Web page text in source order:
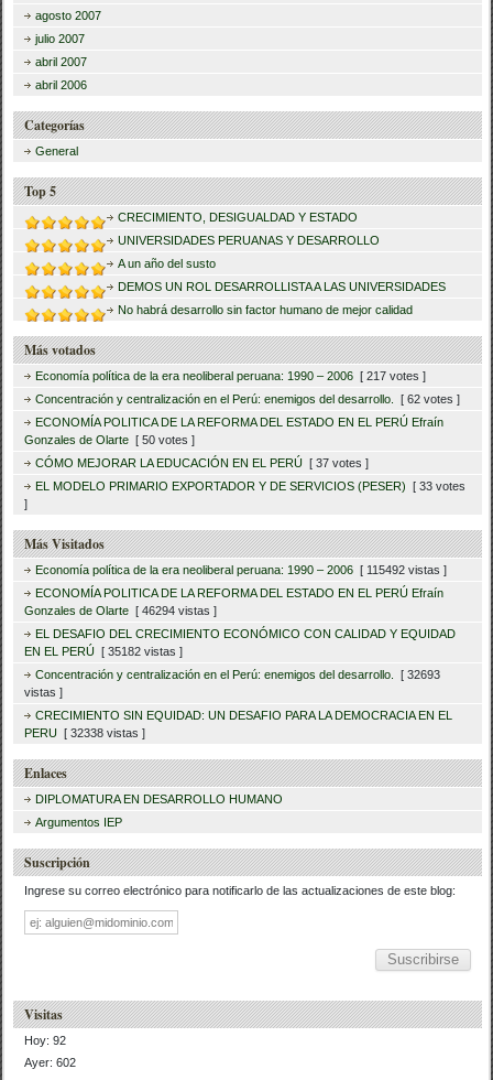
agosto 2007
julio 2007
abril 2007
abril 2006
Categorías
General
Top 5
CRECIMIENTO, DESIGUALDAD Y ESTADO
UNIVERSIDADES PERUANAS Y DESARROLLO
A un año del susto
DEMOS UN ROL DESARROLLISTA A LAS UNIVERSIDADES
No habrá desarrollo sin factor humano de mejor calidad
Más votados
Economía política de la era neoliberal peruana: 1990 – 2006 [ 217 votes ]
Concentración y centralización en el Perú: enemigos del desarrollo.
[ 62 votes ]
ECONOMÍA POLITICA DE LA REFORMA DEL ESTADO EN EL PERÚ Efraín
Gonzales de Olarte [ 50 votes ]
CÓMO MEJORAR LA EDUCACIÓN EN EL PERÚ [ 37 votes ]
EL MODELO PRIMARIO EXPORTADOR Y DE SERVICIOS (PESER) [ 33 votes
]
Más Visitados
Economía política de la era neoliberal peruana: 1990 – 2006 [ 115492 vistas ]
ECONOMÍA POLITICA DE LA REFORMA DEL ESTADO EN EL PERÚ Efraín
Gonzales de Olarte [ 46294 vistas ]
EL DESAFIO DEL CRECIMIENTO ECONÓMICO CON CALIDAD Y EQUIDAD
EN EL PERÚ [ 35182 vistas ]
Concentración y centralización en el Perú: enemigos del desarrollo.
[ 32693
vistas ]
CRECIMIENTO SIN EQUIDAD: UN DESAFIO PARA LA DEMOCRACIA EN EL
PERU [ 32338 vistas ]
Enlaces
DIPLOMATURA EN DESARROLLO HUMANO
Argumentos IEP
Suscripción
Ingrese su correo electrónico para notificarlo de las actualizaciones de este blog:
Dirección
de
correo
Visitas
Hoy: 92
Ayer: 602